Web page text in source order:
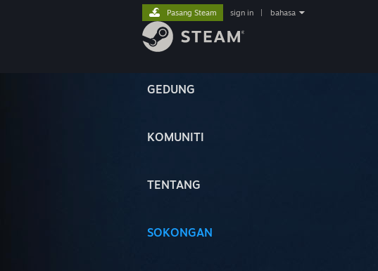
GEDUNG
KOMUNITI
TENTANG
SOKONGAN
Pasang Steam sign in bahasa